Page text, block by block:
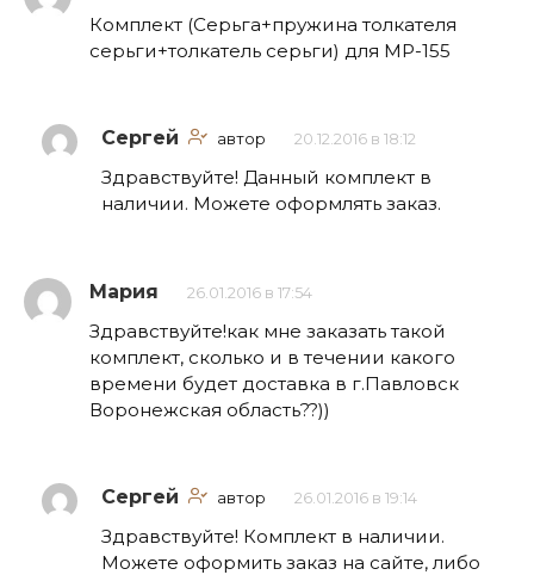
Комплект (Серьга+пружина толкателя
серьги+толкатель серьги) для МР-155
Сергей автор 20.12.2016 в 18:12
Здравствуйте! Данный комплект в
наличии. Можете оформлять заказ.
Мария 26.01.2016 в 17:54
Здравствуйте!как мне заказать такой
комплект, сколько и в течении какого
времени будет доставка в г.Павловск
Воронежская область??))
Сергей автор 26.01.2016 в 19:14
Здравствуйте! Комплект в наличии.
Можете оформить заказ на сайте, либо